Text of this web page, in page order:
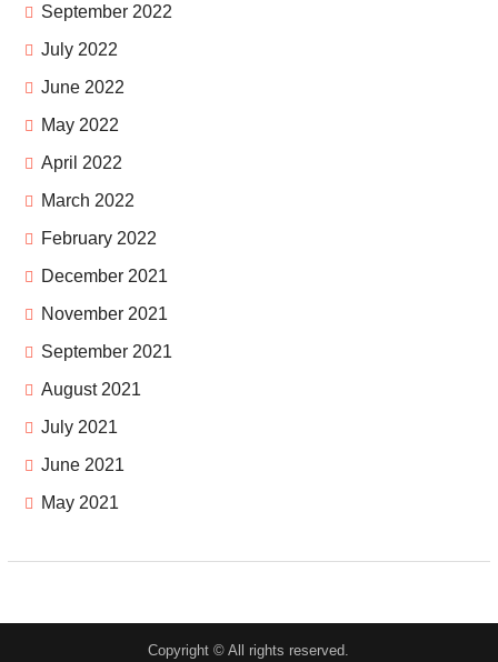
September 2022
July 2022
June 2022
May 2022
April 2022
March 2022
February 2022
December 2021
November 2021
September 2021
August 2021
July 2021
June 2021
May 2021
Copyright © All rights reserved.